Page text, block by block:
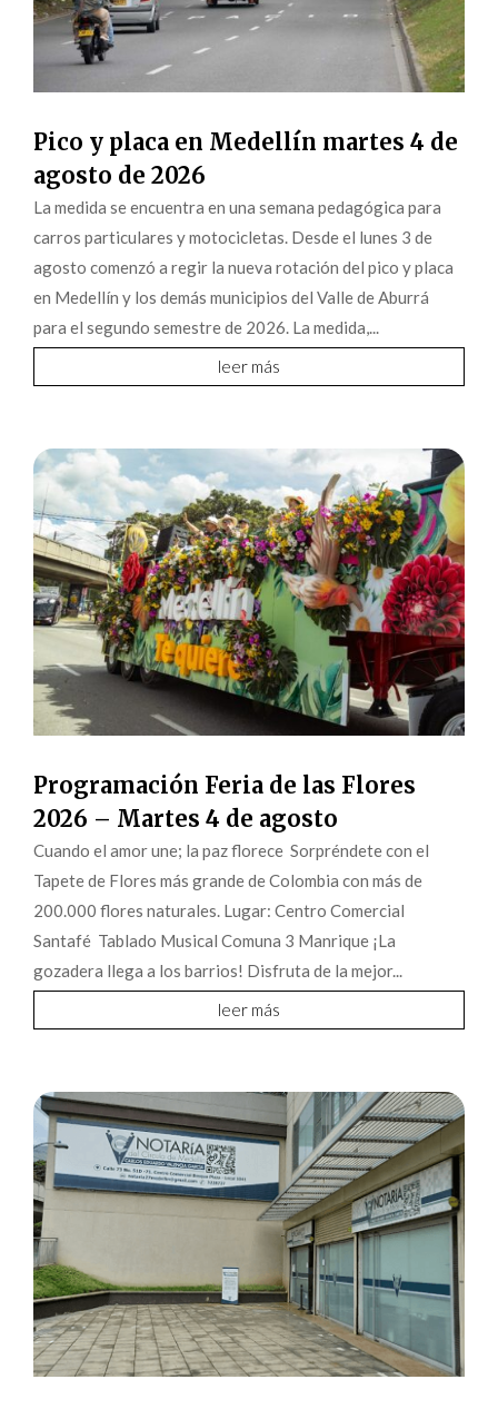
Pico y placa en Medellín martes 4 de
agosto de 2026
La medida se encuentra en una semana pedagógica para
carros particulares y motocicletas. Desde el lunes 3 de
agosto comenzó a regir la nueva rotación del pico y placa
en Medellín y los demás municipios del Valle de Aburrá
para el segundo semestre de 2026. La medida,...
leer más
Programación Feria de las Flores
2026 – Martes 4 de agosto
Cuando el amor une; la paz florece Sorpréndete con el
Tapete de Flores más grande de Colombia con más de
200.000 flores naturales. Lugar: Centro Comercial
Santafé Tablado Musical Comuna 3 Manrique ¡La
gozadera llega a los barrios! Disfruta de la mejor...
leer más